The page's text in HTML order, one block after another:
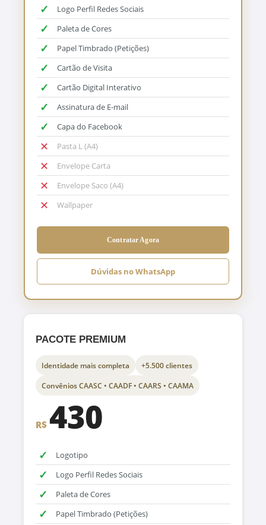
✓ Logo Perfil Redes Sociais
✓ Paleta de Cores
✓ Papel Timbrado (Petições)
✓ Cartão de Visita
✓ Cartão Digital Interativo
✓ Assinatura de E-mail
✓ Capa do Facebook
✕ Pasta L (A4)
✕ Envelope Carta
✕ Envelope Saco (A4)
✕ Wallpaper
Contratar Agora
Dúvidas no WhatsApp
PACOTE PREMIUM
Identidade mais completa +5.500 clientes
Convênios CAASC • CAADF • CAARS • CAAMA
R$ 430
✓ Logotipo
✓ Logo Perfil Redes Sociais
✓ Paleta de Cores
✓ Papel Timbrado (Petições)